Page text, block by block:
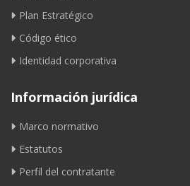
Plan Estratégico
Código ético
Identidad corporativa
Información jurídica
Marco normativo
Estatutos
Perfil del contratante